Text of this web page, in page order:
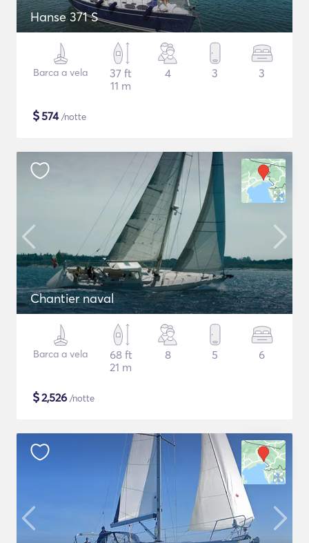
Hanse 371 S
Barca a vela
37 ft
11 m
4 3 3
$574/notte
Chantier naval
Barca a vela
68 ft
21 m
8 5 6
$2,526 /notte